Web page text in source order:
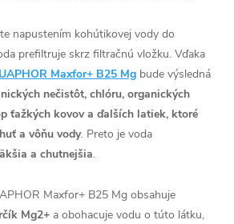
napustením kohútikovej vody do
prefiltruje skrz filtračnú vložku. Vďaka
Maxfor+ B25 Mg bude výsledná
nečistôt, chlóru, organických
ťažkých kovov a ďalších latiek, ktoré
a vôňu vody. Preto je voda
a chutnejšia.
Maxfor+ B25 Mg obsahuje
Mg2+ a obohacuje vodu o túto látku,